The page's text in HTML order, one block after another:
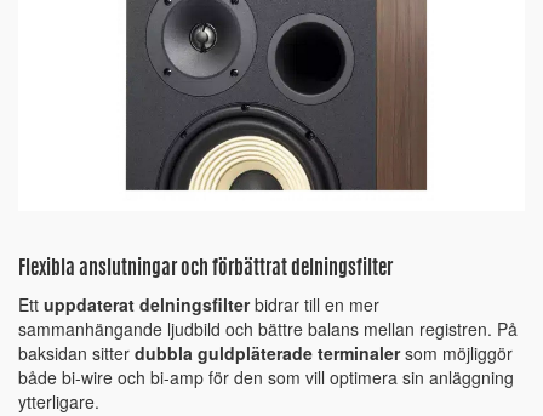
Flexibla anslutningar och förbättrat delningsfilter
Ett uppdaterat delningsfilterbidrar till en mer
sammanhängande ljudbild och bättre balans mellan registren. På
baksidan sitter dubbla guldpläterade terminalersom möjliggör
både bi-wire och bi-amp för den som vill optimera sin anläggning
ytterligare.